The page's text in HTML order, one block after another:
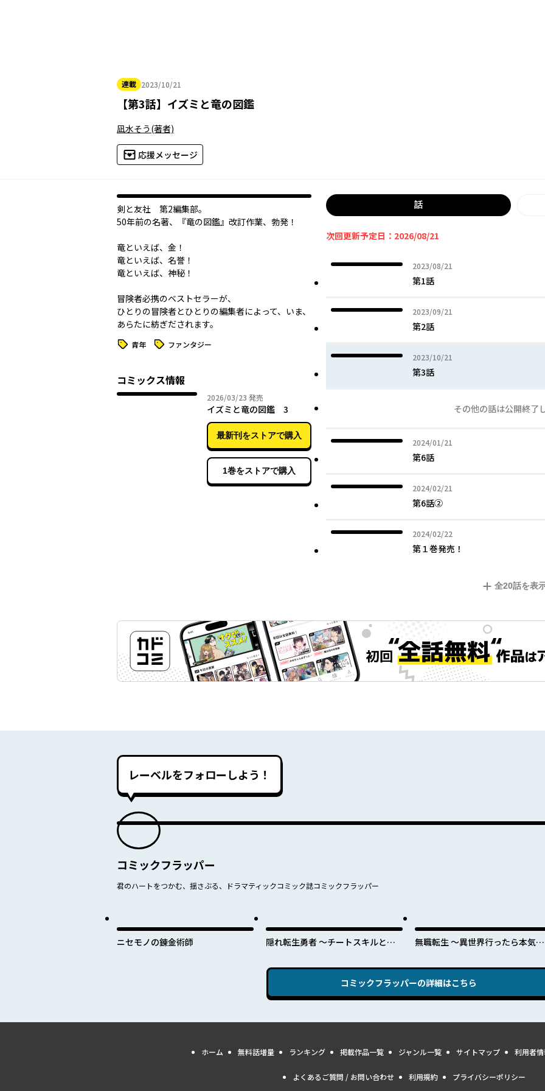
連載 2023/10/21
2023年10月21日
【第3話】 イズミと竜の図鑑
凪水そう(著者)
応援メッセージ
剣と友社 第2編集部。
50年前の名著、『竜の図鑑』改訂作業、勃発！
竜といえば、金！
竜といえば、名誉！
竜といえば、神秘！
冒険者必携のベストセラーが、
ひとりの冒険者とひとりの編集者によって、いま、
タグ 青年 タグ ファンタジー
コミックス情報
2026/03/23 2026年03月23日
発売
イズミと竜の図鑑 3
最新刊をストアで購入
1巻をストアで購入
話
次回更新予定日：2026/08/21
2023/08/21
2023年08月21日
第1話
2023/09/21
2023年09月21日
第2話
2023/10/21
2023年10月21日
第3話
その他の話は公開終了
2024/01/21
2024年01月21日
第6話
2024/02/21
2024年02月21日
第6話②
2024/02/22
2024年02月22日
第１巻発売！
全20話を表
レーベルをフォローしよう！
コミックフラッパー
君のハートをつかむ、揺さぶる、ドラマティックコミック誌コミックフラッパー
ニセモノの錬金術師
隠れ転生勇者 ～チートスキルと勇
んでやる！～
無職転生 ～異世界行ったら本気だ
コミックフラッパーの詳細はこちら
ホーム 無料話増量 ランキング 掲載作品一覧 ジャンル一覧 サイトマップ 利用者
よくあるご質問 / お問い合わせ 利用規約 プライバシーポリシー